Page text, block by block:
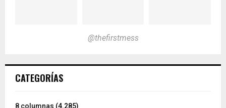
@thefirstmess
CATEGORÍAS
8 columnas (4.285)